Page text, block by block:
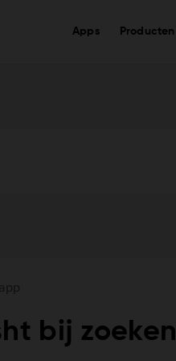
Apps Producten
bij zoeken